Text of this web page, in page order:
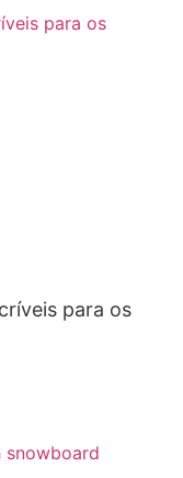
para os